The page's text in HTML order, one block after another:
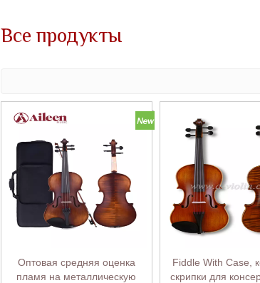
Все продукты
Оптовая средняя оценка
пламя на металлическую
Fiddle With Case,
скрипки для